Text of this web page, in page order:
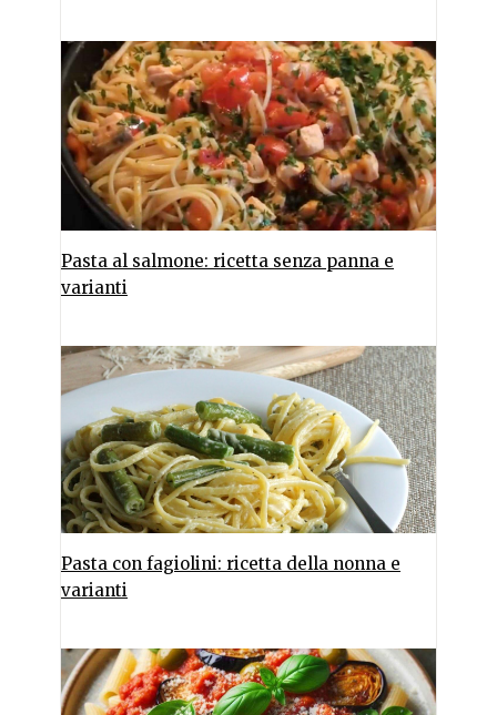
Pasta al salmone: ricetta senza panna e
varianti
Pasta con fagiolini: ricetta della nonna e
varianti